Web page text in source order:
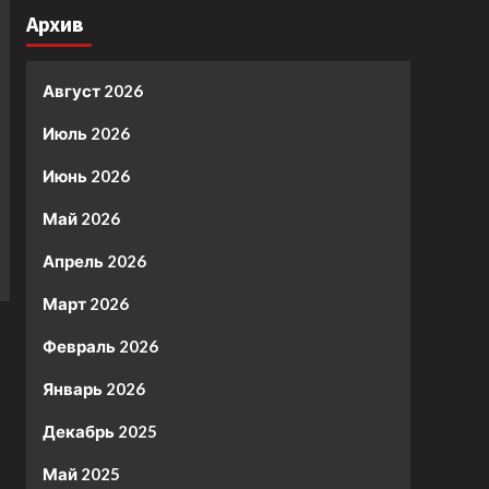
Архив
Август 2026
Июль 2026
Июнь 2026
Май 2026
Апрель 2026
Март 2026
Февраль 2026
Январь 2026
Декабрь 2025
Май 2025